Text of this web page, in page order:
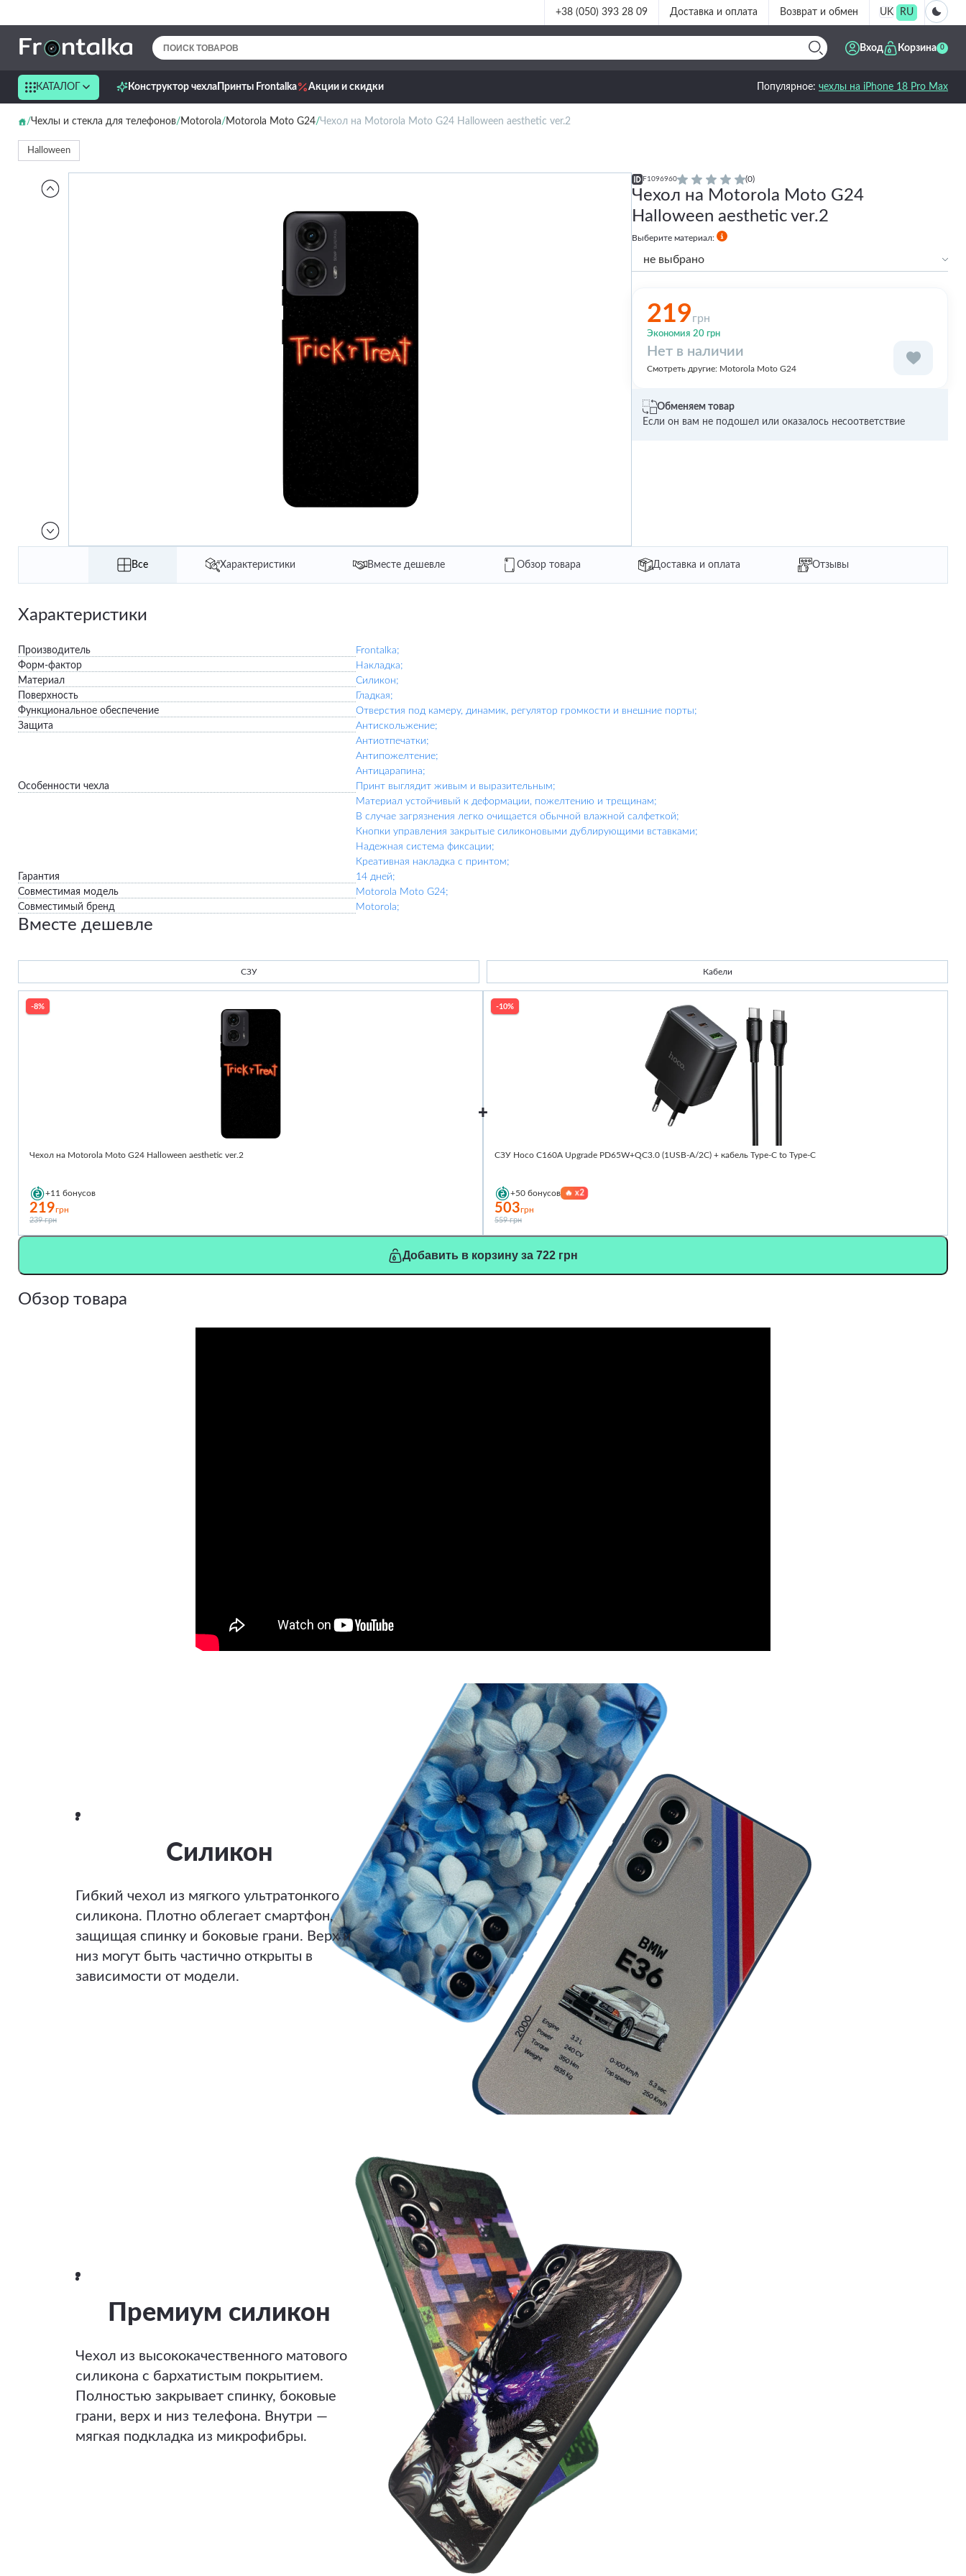
+38 (050) 393 28 09 Доставка и оплата Возврат и обмен UK RU
Вход Корзина 0
КАТАЛОГ Конструктор чехла Принты Frontalka Акции и скидки Популярное: чехлы на iPhone 18 Pro Max
Чехлы и стекла для телефонов Motorola Motorola Moto G24 Чехол на Motorola Moto G24 Halloween aesthetic ver.2
Halloween
F1096960 (0)
Чехол на Motorola Moto G24
Halloween aesthetic ver.2
Выберите материал:
не выбрано
219грн
Экономия 20 грн
Нет в наличии
Смотреть другие: Motorola Moto G24
Обменяем товар
Если он вам не подошел или оказалось несоответствие
Все Характеристики Вместе дешевле Обзор товара Доставка и оплата Отзывы
Характеристики
Производитель
Frontalka;
Форм-фактор
Накладка;
Материал
Силикон;
Поверхность
Гладкая;
Функциональное обеспечение
Отверстия под камеру, динамик, регулятор громкости и внешние порты;
Защита
Антискольжение;
Антиотпечатки;
Антипожелтение;
Антицарапина;
Особенности чехла
Принт выглядит живым и выразительным;
Материал устойчивый к деформации, пожелтению и трещинам;
В случае загрязнения легко очищается обычной влажной салфеткой;
Кнопки управления закрытые силиконовыми дублирующими вставками;
Надежная система фиксации;
Креативная накладка с принтом;
Гарантия
14 дней;
Совместимая модель
Motorola Moto G24;
Совместимый бренд
Motorola;
Вместе дешевле
СЗУ Кабели
-8%
Чехол на Motorola Moto G24 Halloween aesthetic ver.2
+11 бонусов
219грн
239 грн
-10%
СЗУ Hoco C160A Upgrade PD65W+QC3.0 (1USB-A/2C) + кабель Type-C to Type-C
+50 бонусов 🔥x2
503грн
559 грн
Добавить в корзину за 722 грн
Обзор товара
Силикон
Гибкий чехол из мягкого ультратонкого
силикона. Плотно облегает смартфон,
защищая спинку и боковые грани. Верх и
низ могут быть частично открыты в
зависимости от модели.
Премиум силикон
Чехол из высококачественного матового
силикона с бархатистым покрытием.
Полностью закрывает спинку, боковые
грани, верх и низ телефона. Внутри —
мягкая подкладка из микрофибры.